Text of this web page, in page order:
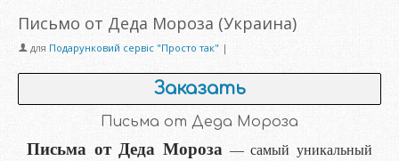
Письмо от Деда Мороза (Украина)
для Подарунковий сервіс "Просто так" |
Заказать
Письма от Деда Мороза
Письма от Деда Мороза — самый уникальный